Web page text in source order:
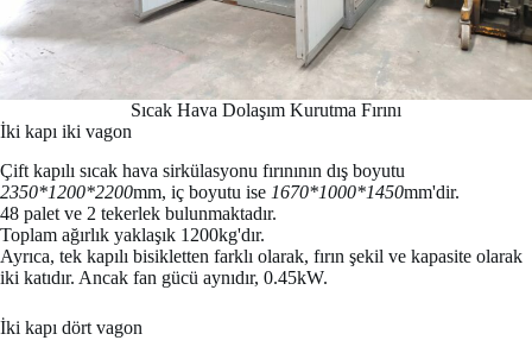
Sıcak Hava Dolaşım Kurutma Fırını
İki kapı iki vagon
Çift kapılı sıcak hava sirkülasyonu fırınının dış boyutu
2350*1200*2200mm, iç boyutu ise 1670*1000*1450mm'dir.
48 palet ve 2 tekerlek bulunmaktadır.
Toplam ağırlık yaklaşık 1200kg'dır.
Ayrıca, tek kapılı bisikletten farklı olarak, fırın şekil ve kapasite olarak
iki katıdır. Ancak fan gücü aynıdır, 0.45kW.
İki kapı dört vagon